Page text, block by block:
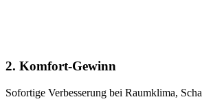
2. Komfort-Gewinn
Sofortige Verbesserung bei Raumklima,